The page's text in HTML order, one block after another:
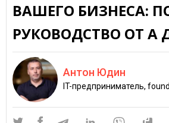
ВАШЕГО БИЗНЕСА:
РУКОВОДСТВО ОТ А
Антон Юдин
IT-предприниматель,